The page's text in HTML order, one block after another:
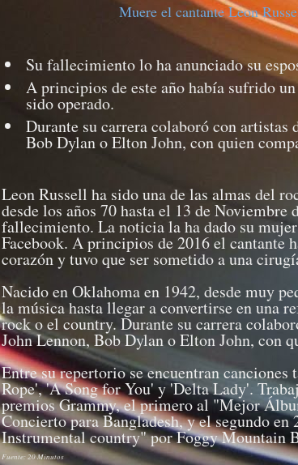
Muere el cantante Leon
Su fallecimiento lo ha anunciado su
A principios de este año había sufrido
sido operado.
Durante su carrera colaboró con artistas
Bob Dylan o Elton John, con quien
Leon Russell ha sido una de las almas del
desde los años 70 hasta el 13 de Noviembre
fallecimiento. La noticia la ha dado su
Facebook. A principios de 2016 el cantante
corazón y tuvo que ser sometido a una
Nacido en Oklahoma en 1942, desde muy
la música hasta llegar a convertirse en una
rock o el country. Durante su carrera
John Lennon, Bob Dylan o Elton John, con
Entre su repertorio se encuentran
Rope', 'A Song for You' y 'Delta Lady'.
premios Grammy, el primero al "Mejor
Concierto para Bangladesh, y el segundo
Instrumental country" por Foggy Mountain
Fuente: 20 Minutos